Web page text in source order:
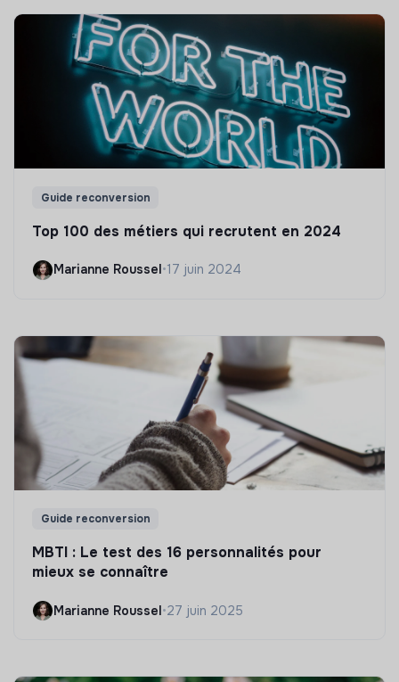
Guide reconversion
Top 100 des métiers qui recrutent en 2024
Marianne Roussel •17 juin 2024
Guide reconversion
MBTI : Le test des 16 personnalités pour
mieux se connaître
Marianne Roussel•27 juin 2025